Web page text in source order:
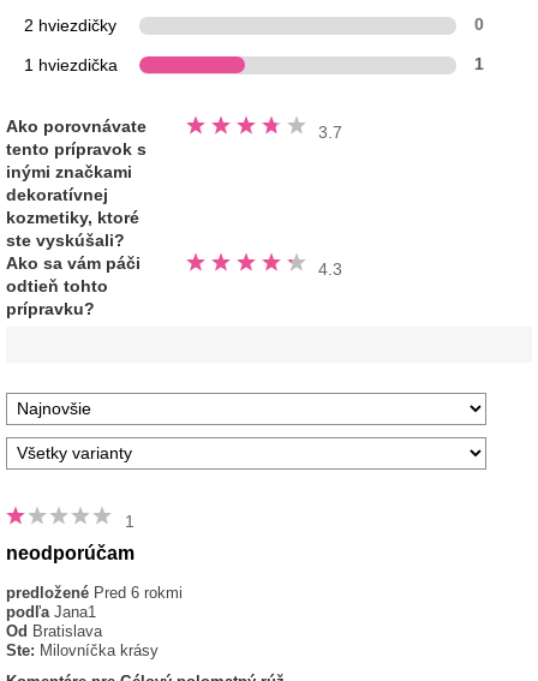
2 hviezdičky 0
1 hviezdička 1
Ako porovnávate
tento prípravok s
inými značkami
dekoratívnej
kozmetiky, ktoré
ste vyskúšali?
3.7
Hodnotené
3.7
Ako sa vám páči
odtieň tohto
prípravku?
4.3
Hodnotené
4.3
1
neodporúčam
predložené Pred 6 rokmi
podľa Jana1
Od Bratislava
Ste: Milovníčka krásy